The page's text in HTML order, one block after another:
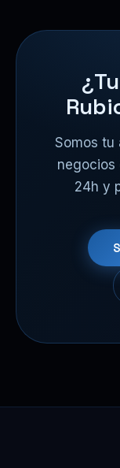
Somos tu
negocios
24h y